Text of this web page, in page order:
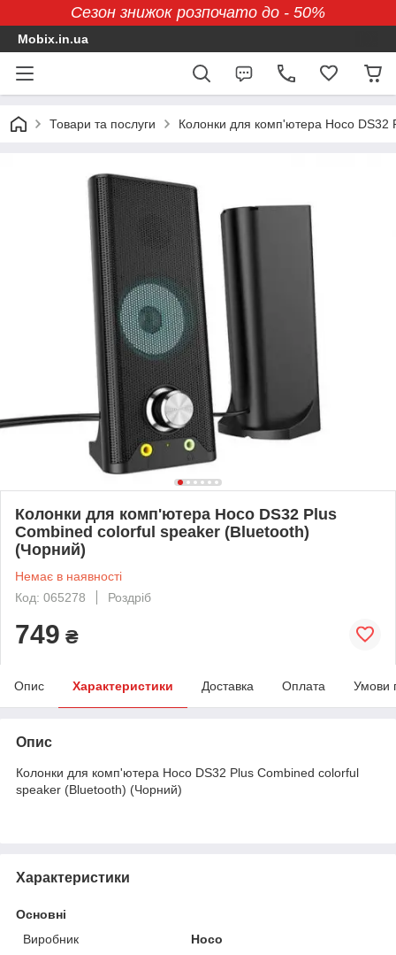
Сезон знижок розпочато до - 50%
Mobix.in.ua
Товари та послуги Колонки для комп'ютера Hoco
Колонки для комп'ютера Hoco DS32 Plus
Combined colorful speaker (Bluetooth)
(Чорний)
Немає в наявності
Код: 065278
Роздріб
749 ₴
Опис Характеристики Доставка Оплата Умови
Опис
Колонки для комп'ютера Hoco DS32 Plus Combined colorful
speaker (Bluetooth) (Чорний)
Характеристики
Основні
Виробник
Hoco